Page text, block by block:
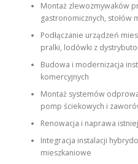
Montaż zlewozmywaków
gastronomicznych, stołów
Podłączanie urządzeń
pralki, lodówki z
Budowa i modernizacja
komercyjnych
Montaż systemów
pomp ściekowych i
Renowacja i naprawa
Integracja instalacji
mieszkaniowe